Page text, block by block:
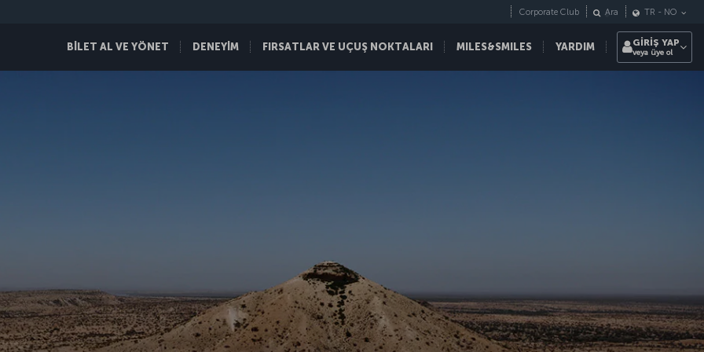
BİLET AL VE YÖNET DENEYİM FIRSATLAR VE UÇUŞ NOKTALARI MILES&SMILES YARDIM
Corporate Club Ara TR - NO
GİRİŞ YAP
veya üye ol